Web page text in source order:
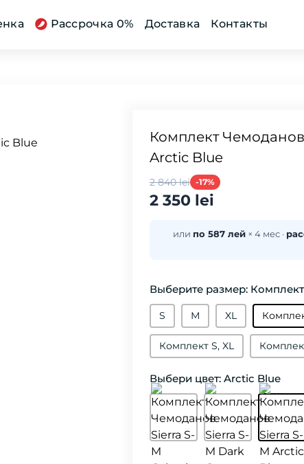
Рассрочка 0% Доставка Контакты
Комплект Чемоданов
Arctic Blue
2 840 lei -17%
2 350 lei
или по 587 лей× 4 мес ·
Выберите размер: Комплект
S М XL
Комплект S, XL
Выбери цвет: Arctic Blue